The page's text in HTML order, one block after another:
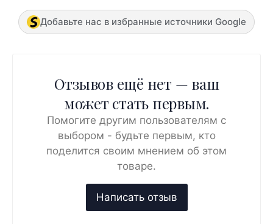
Добавьте нас в избранные источники Google
Отзывов ещё нет — ваш
может стать первым.
Помогите другим пользователям с
выбором - будьте первым, кто
поделится своим мнением об этом
товаре.